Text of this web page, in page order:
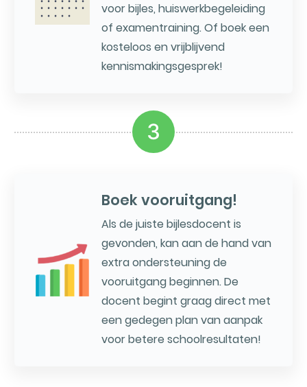
voor bijles, huiswerkbegeleiding
of examentraining. Of boek een
kosteloos en vrijblijvend
kennismakingsgesprek!
3
Boek vooruitgang!
Als de juiste bijlesdocent is
gevonden, kan aan de hand van
extra ondersteuning de
vooruitgang beginnen. De
docent begint graag direct met
een gedegen plan van aanpak
voor betere schoolresultaten!